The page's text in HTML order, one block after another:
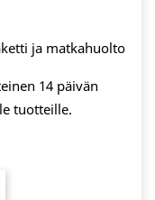
ja matkahuolto
14 päivän
tuotteille.